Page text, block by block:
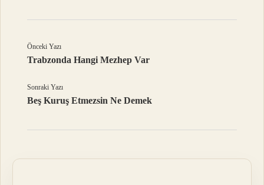
Önceki Yazı
Trabzonda Hangi Mezhep Var
Sonraki Yazı
Beş Kuruş Etmezsin Ne Demek